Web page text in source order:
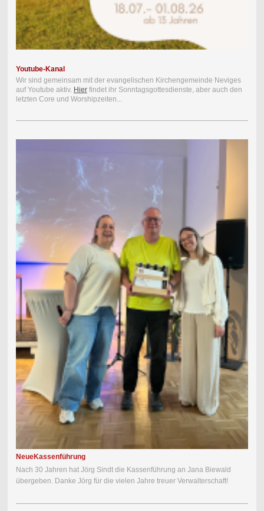
Youtube-Kanal
Wir sind gemeinsam mit der evangelischen Kirchengemeinde Neviges
auf Youtube aktiv. Hierfindet ihr Sonntagsgottesdienste, aber auch den
letzten Core und Worshipzeiten...
NeueKassenführung
Nach 30 Jahren hat Jörg Sindt die Kassenführung an Jana Biewald
übergeben. Danke Jörg für die vielen Jahre treuer Verwalterschaft!